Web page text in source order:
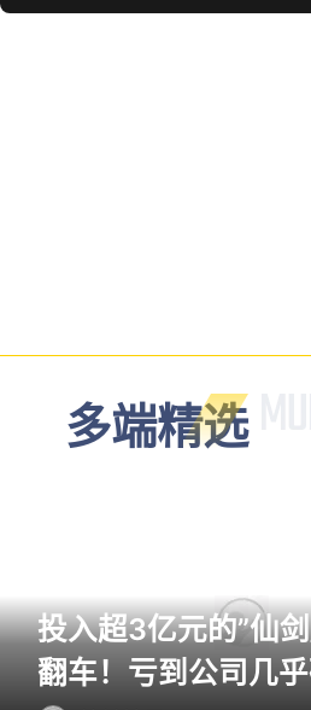
多端精选
投入超3亿元的”仙
翻车！亏到公司几乎